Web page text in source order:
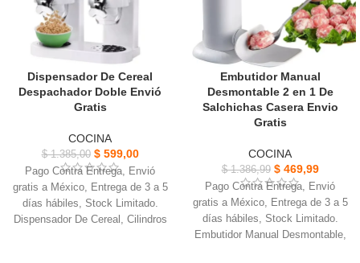
Dispensador De Cereal
Despachador Doble Envió
Gratis
COCINA
$1.385,00 $599,00
Pago Contra Entrega, Envió
gratis a México, Entrega de 3 a 5
días hábiles, Stock Limitado.
Dispensador De Cereal, Cilindros
Embutidor Manual
Desmontable 2 en 1 De
Salchichas Casera Envio
Gratis
COCINA
$1.386,99 $469,99
Pago Contra Entrega, Envió
gratis a México, Entrega de 3 a 5
días hábiles, Stock Limitado.
Embutidor Manual Desmontable,